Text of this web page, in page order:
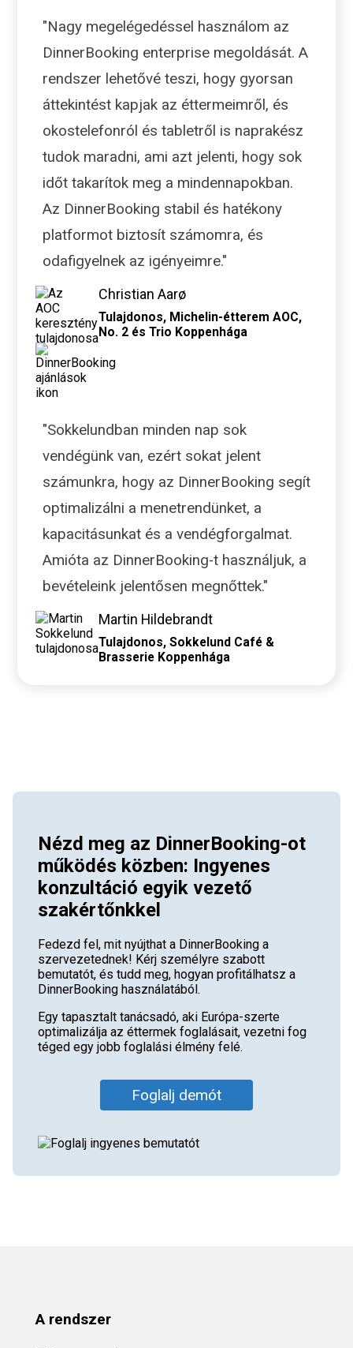
"Nagy megelégedéssel használom az
DinnerBooking enterprise megoldását. A
rendszer lehetővé teszi, hogy gyorsan
áttekintést kapjak az éttermeimről, és
okostelefonról és tabletről is naprakész
tudok maradni, ami azt jelenti, hogy sok
időt takarítok meg a mindennapokban.
Az DinnerBooking stabil és hatékony
platformot biztosít számomra, és
odafigyelnek az igényeimre."
Christian Aarø
Tulajdonos, Michelin-étterem AOC,
No. 2 és Trio Koppenhága
"Sokkelundban minden nap sok
vendégünk van, ezért sokat jelent
számunkra, hogy az DinnerBooking segít
optimalizálni a menetrendünket, a
kapacitásunkat és a vendégforgalmat.
Amióta az DinnerBooking-t használjuk, a
bevételeink jelentősen megnőttek."
Martin Hildebrandt
Tulajdonos, Sokkelund Café &
Brasserie Koppenhága
Nézd meg az DinnerBooking-ot
működés közben: Ingyenes
konzultáció egyik vezető
szakértőnkkel
Fedezd fel, mit nyújthat a DinnerBooking a
szervezetednek! Kérj személyre szabott
bemutatót, és tudd meg, hogyan profitálhatsz a
DinnerBooking használatából.
Egy tapasztalt tanácsadó, aki Európa-szerte
optimalizálja az éttermek foglalásait, vezetni fog
téged egy jobb foglalási élmény felé.
Foglalj demót
A rendszer